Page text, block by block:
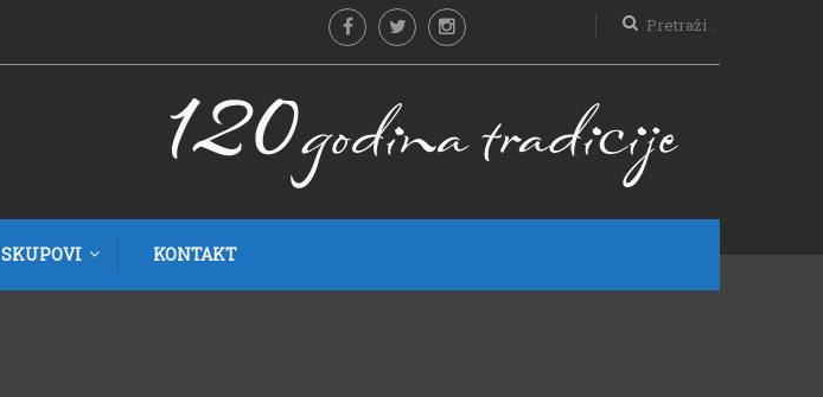
SKUPOVI KONTAKT